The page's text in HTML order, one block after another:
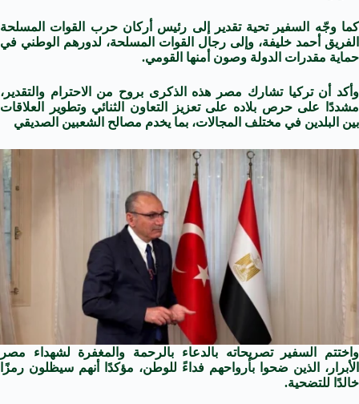
كما وجّه السفير تحية تقدير إلى رئيس أركان حرب القوات المسلحة
الفريق أحمد خليفة، وإلى رجال القوات المسلحة، لدورهم الوطني في
حماية مقدرات الدولة وصون أمنها القومي.
وأكد أن تركيا تشارك مصر هذه الذكرى بروح من الاحترام والتقدير،
مشددًا على حرص بلاده على تعزيز التعاون الثنائي وتطوير العلاقات
بين البلدين في مختلف المجالات، بما يخدم مصالح الشعبين الصديقي
واختتم السفير تصريحاته بالدعاء بالرحمة والمغفرة لشهداء مصر
الأبرار، الذين ضحوا بأرواحهم فداءً للوطن، مؤكدًا أنهم سيظلون رمزًا
خالدًا للتضحية.